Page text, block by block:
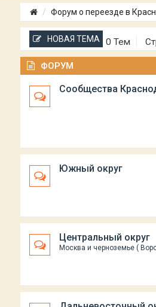
Форум о переезде в
НОВАЯ ТЕМА 0 Тем
ФОРУМ
Сообщества
Южный округ
Центральный округ
Москва и черноземье (